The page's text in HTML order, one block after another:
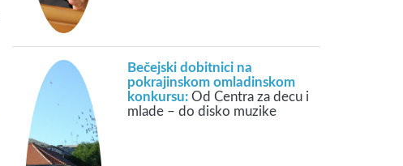
Bečejski dobitnici na
pokrajinskom omladinskom
konkursu: Od Centra za decu i
mlade – do disko muzike